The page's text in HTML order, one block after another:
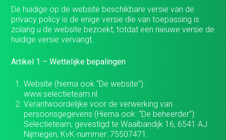
De huidige op de website beschikbare versie van de
privacy policy is de enige versie die van toepassing is
zolang u de website bezoekt, totdat een nieuwe versie de
huidige versie vervangt.
Artikel 1 – Wettelijke bepalingen
Website (hierna ook “De website”):
www.selectieteam.nl
Verantwoordelijke voor de verwerking van
persoonsgegevens (Hierna ook: “De beheerder”):
Selectieteam, gevestigd te Waalbandijk 16, 6541 AJ
Nijmegen, KvK-nummer: 75507471.